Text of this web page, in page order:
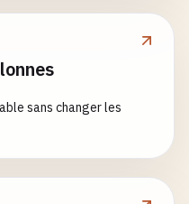
sans changer les